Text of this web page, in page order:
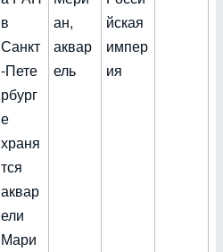
в
Санкт
-Пете
рбург
е
храня
тся
аквар
ели
Мари
ан,
аквар
ель
йская
импер
ия